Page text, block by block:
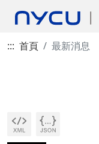
::: 首頁 最新消息